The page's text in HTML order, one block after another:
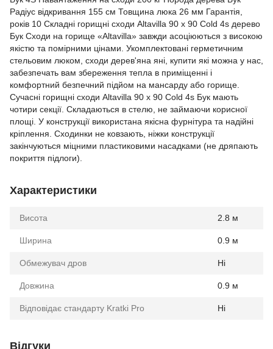
Радіус відкривання 155 см Товщина люка 26 мм Гарантія,
років 10 Складні горищні сходи Altavilla 90 х 90 Cold 4s дерево
Бук Сходи на горище «Altavilla» завжди асоціюються з високою
якістю та помірними цінами. Укомплектовані герметичним
стельовим люком, сходи дерев'яна яні, купити які можна у нас,
забезпечать вам збереження тепла в приміщенні і
комфортний безпечний підйом на мансарду або горище.
Сучасні горищні сходи Altavilla 90 х 90 Cold 4s Бук мають
чотири секції. Складаються в стелю, не займаючи корисної
площі. У конструкції використана якісна фурнітура та надійні
кріплення. Сходинки не ковзають, ніжки конструкції
закінчуються міцними пластиковими насадками (не дряпають
покриття підлоги).
Характеристики
Висота 2.8 м
Ширина 0.9 м
Обмежувач дров Ні
Довжина 0.9 м
Відповідає стандарту Kratki Pro Ні
Відгуки